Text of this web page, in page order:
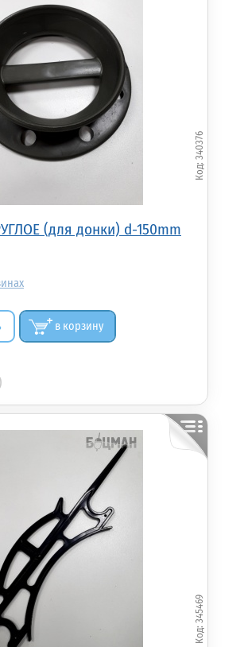
(для донки) d-150mm
340376
в корзину
345469